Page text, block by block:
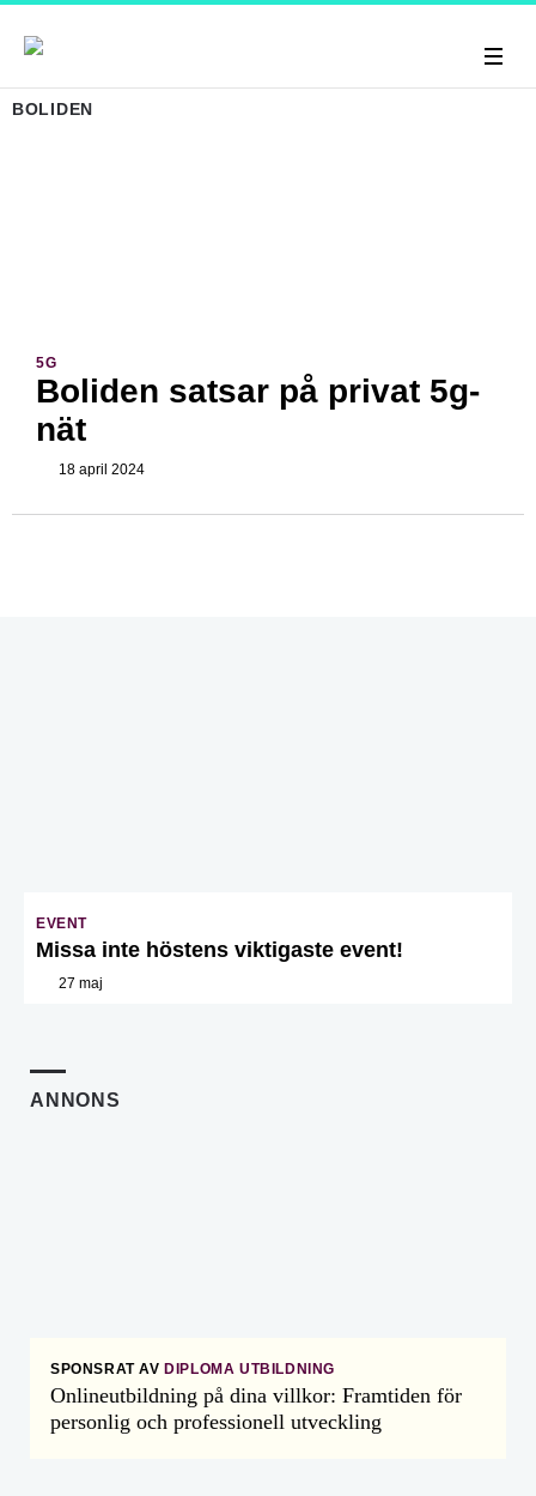
BOLIDEN
5G
Boliden satsar på privat 5g-
nät
18 april 2024
EVENT
Missa inte höstens viktigaste event!
27 maj
ANNONS
SPONSRAT AV DIPLOMA UTBILDNING
Onlineutbildning på dina villkor: Framtiden för
personlig och professionell utveckling